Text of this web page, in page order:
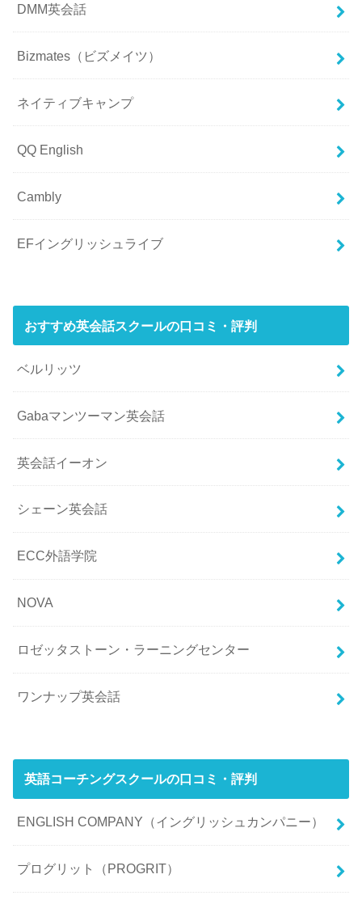
DMM英会話
Bizmates（ビズメイツ）
ネイティブキャンプ
QQ English
Cambly
EFイングリッシュライブ
おすすめ英会話スクールの口コミ・評判
ベルリッツ
Gabaマンツーマン英会話
英会話イーオン
シェーン英会話
ECC外語学院
NOVA
ロゼッタストーン・ラーニングセンター
ワンナップ英会話
英語コーチングスクールの口コミ・評判
ENGLISH COMPANY（イングリッシュカンパニー）
プログリット（PROGRIT）